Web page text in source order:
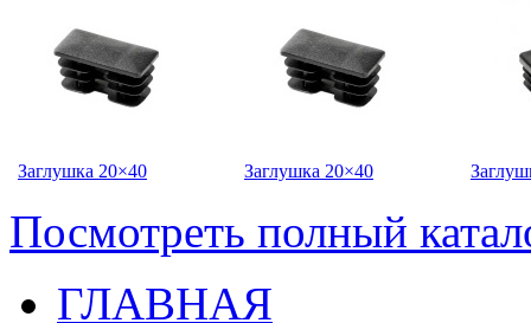
Заглушка 20×40 Заглушка 20×40
Посмотреть полный
ГЛАВНАЯ